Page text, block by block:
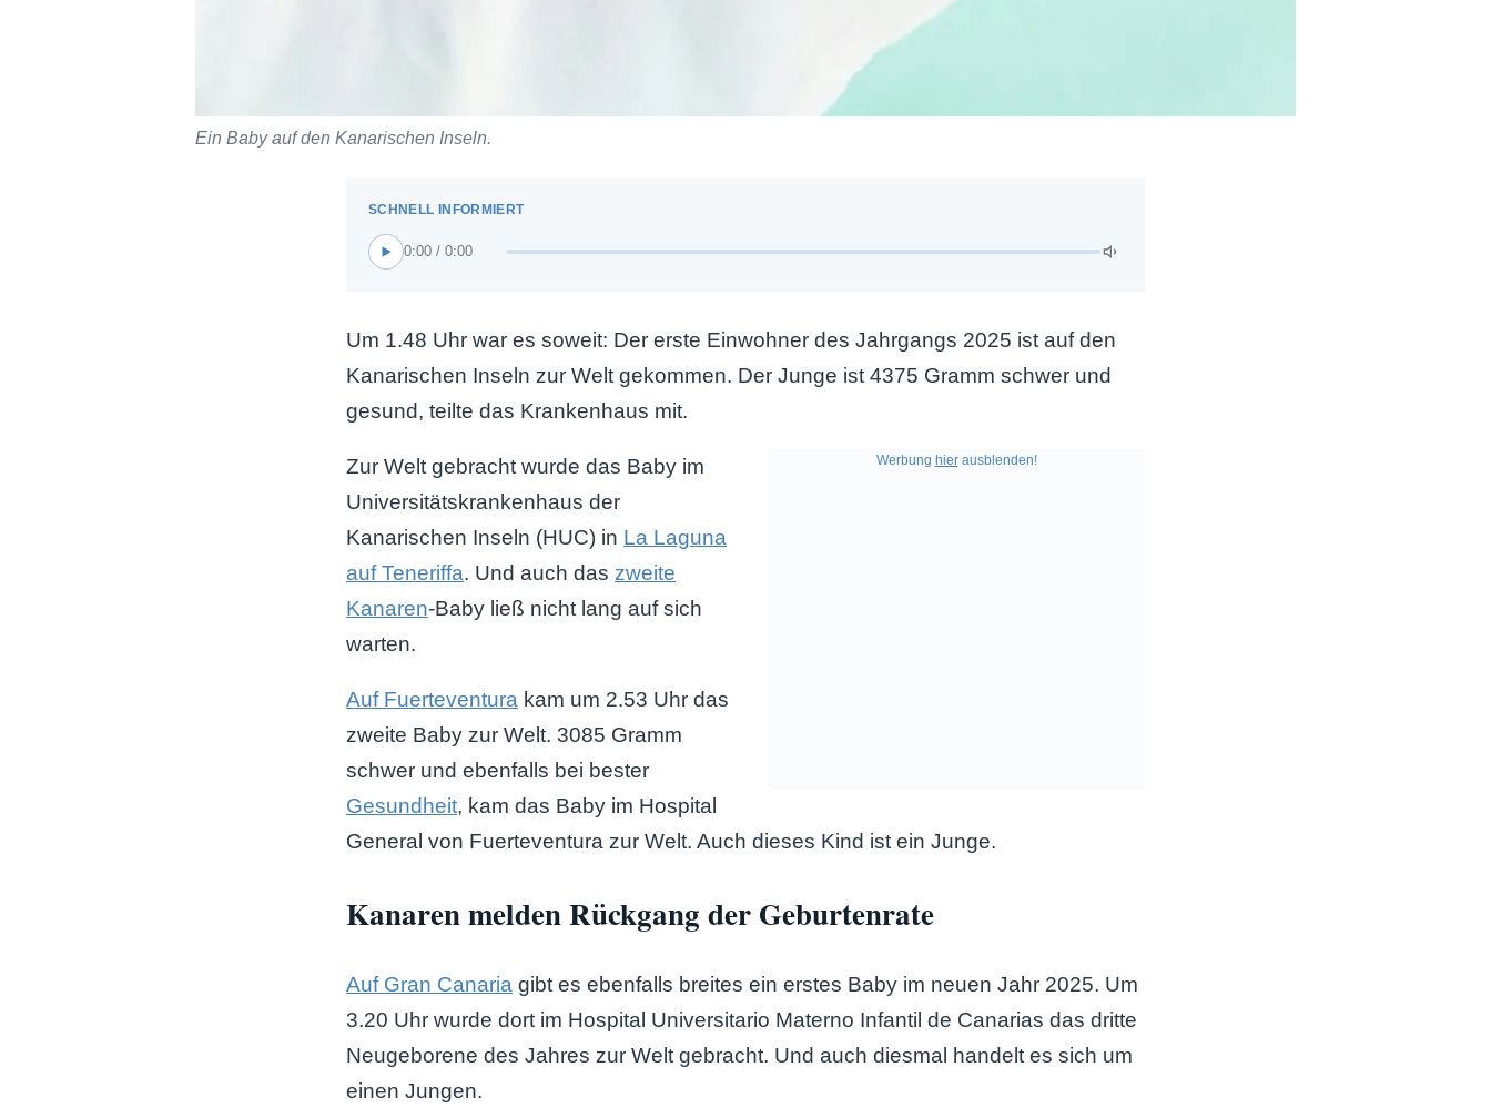
Ein Baby auf den Kanarischen Inseln.
0:00 / 0:00
Um 1.48 Uhr war es soweit: Der erste Einwohner des Jahrgangs 2025 ist auf den
Kanarischen Inseln zur Welt gekommen. Der Junge ist 4375 Gramm schwer und
gesund, teilte das Krankenhaus mit.
Werbung hierausblenden!
Zur Welt gebracht wurde das Baby im
Universitätskrankenhaus der
Kanarischen Inseln (HUC) in La Laguna
auf Teneriffa. Und auch das zweite
Kanaren-Baby ließ nicht lang auf sich
warten.
Auf Fuerteventura kam um 2.53 Uhr das
zweite Baby zur Welt. 3085 Gramm
schwer und ebenfalls bei bester
Gesundheit, kam das Baby im Hospital
General von Fuerteventura zur Welt. Auch dieses Kind ist ein Junge.
Kanaren melden Rückgang der Geburtenrate
Auf Gran Canaria gibt es ebenfalls breites ein erstes Baby im neuen Jahr 2025. Um
3.20 Uhr wurde dort im Hospital Universitario Materno Infantil de Canarias das dritte
Neugeborene des Jahres zur Welt gebracht. Und auch diesmal handelt es sich um
einen Jungen.